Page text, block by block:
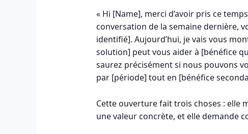
« Hi [Name], merci d’avoir pris ce
conversation de la semaine dernière,
identifié]. Aujourd’hui, je vais vous
solution] peut vous aider à [bénéfice
saurez précisément si nous pouvons
par [période] tout en [bénéfice
Cette ouverture fait trois choses : elle
une valeur concrète, et elle demande